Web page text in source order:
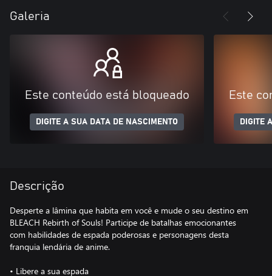
Galeria
Este conteúdo está bloqueado
DIGITE A SUA DATA DE NASCIMENTO
Este
DIGITE
Descrição
Desperte a lâmina que habita em você e mude o seu destino em
BLEACH Rebirth of Souls! Participe de batalhas emocionantes
com habilidades de espada poderosas e personagens desta
franquia lendária de anime.
• Libere a sua espada